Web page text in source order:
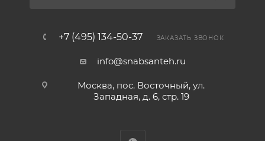
+7 (495) 134-50-37 ЗАКАЗАТЬ ЗВОНОК
info@snabsanteh.ru
Москва, пос. Восточный, ул.
Западная, д. 6, стр. 19